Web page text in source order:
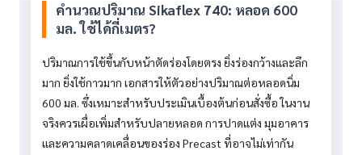
คำนวณปริมาณ Sikaflex 740: หลอด 600
มล. ใช้ได้กี่เมตร?
ปริมาณการใช้ขึ้นกับหน้าตัดร่องโดยตรง ยิ่งร่องกว้างและลึก
มาก ยิ่งใช้กาวมาก เอกสารให้ตัวอย่างปริมาณต่อหลอดนิ่ม
600 มล. ซึ่งเหมาะสำหรับประเมินเบื้องต้นก่อนสั่งซื้อ ในงาน
จริงควรเผื่อเพิ่มสำหรับปลายหลอด การปาดแต่ง มุมอาคาร
และความคลาดเคลื่อนของร่อง Precast ที่อาจไม่เท่ากัน